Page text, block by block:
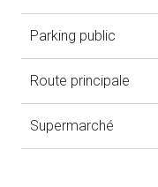
Parking public
Route principale
Supermarché